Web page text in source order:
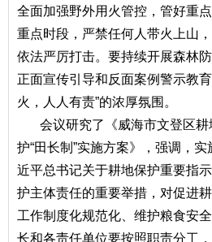
全面加强野外用火管控，管好重
重点时段，严禁任何人带火上山
依法严厉打击。要持续开展森林
正面宣传引导和反面案例警示教
火，人人有责”的浓厚氛围。
会议研究了《威海市文登区
护“田长制”实施方案》，强调，实
近平总书记关于耕地保护重要指
护主体责任的重要举措，对促进
工作制度化规范化、维护粮食安
长和各责任单位要按照职责分工